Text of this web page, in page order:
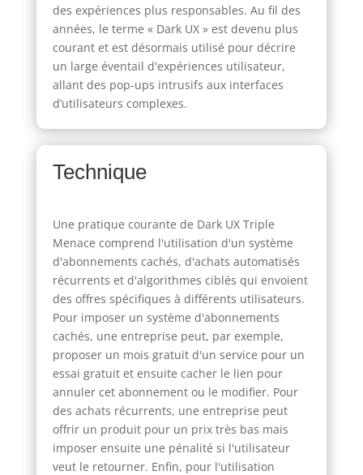
des expériences plus responsables. Au fil des
années, le terme « Dark UX » est devenu plus
courant et est désormais utilisé pour décrire
un large éventail d'expériences utilisateur,
allant des pop-ups intrusifs aux interfaces
d’utilisateurs complexes.
Technique
Une pratique courante de Dark UX Triple
Menace comprend l'utilisation d'un système
d'abonnements cachés, d'achats automatisés
récurrents et d'algorithmes ciblés qui envoient
des offres spécifiques à différents utilisateurs.
Pour imposer un système d'abonnements
cachés, une entreprise peut, par exemple,
proposer un mois gratuit d'un service pour un
essai gratuit et ensuite cacher le lien pour
annuler cet abonnement ou le modifier. Pour
des achats récurrents, une entreprise peut
offrir un produit pour un prix très bas mais
imposer ensuite une pénalité si l'utilisateur
veut le retourner. Enfin, pour l'utilisation